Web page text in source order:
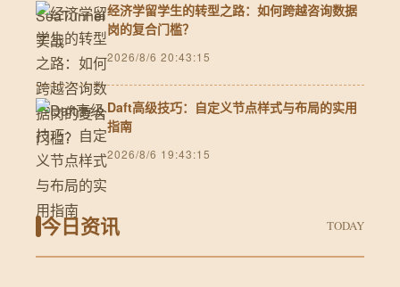
经济学留学生的转型之路：如何跨越咨询数据
岗的复合门槛？
2026/8/6 20:43:15
Daft高级技巧：自定义节点样式与布局的实用
指南
2026/8/6 19:43:15
今日资讯 TODAY